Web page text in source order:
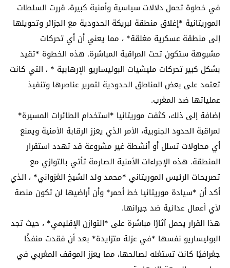
في خطوة تحمل دلالات سياسية وأمنية كبيرة، قررت السلطات
الموريتانية *إغلاق منطقة لبريكة الحدودية مع الجزائر وتحويلها
إلى منطقة عسكرية مغلقة* ، مما يعني أن أي تحركات
مشبوهة ستكون تحت المراقبة المباشرة. هذه الخطوة *تقيد
بشكل كبير تحركات مليشيات البوليساريو الإرهابية * ، التي كانت
تعتمد على بعض المناطق الحدودية لتمرير عناصرها وتنفيذ
عملياتها ضد المغرب.
إضافة إلى ذلك، كثفت موريتانيا *استخدام الطائرات المسيرة*
لمراقبة الحدود الجنوبية، الأمر الذي يعزز الرقابة الأمنية ويمنع
أي محاولات تسلل أو أنشطة غير مشروعة قد تهدد استقرار
المنطقة. هذه الإجراءات الأمنية الصارمة تأتي بالتوازي مع
تصريحات الرئيس الموريتاني *محمد ولد الشيخ الغزواني* ، الذي
أكد أن *سيادة موريتانيا خط أحمر* وأن أراضيها لن تكون منصة
لأي أعمال عدائية ضد جيرانها.
هذا القرار يحمل آثارًا مباشرة على *التوازن الإقليمي* ، حيث تجد
البوليساريو نفسها *في عزلة متزايدة* بعد أن فقدت منفذًا
جغرافيًا كانت تستغله لصالحها، مما يعزز الموقف المغربي في